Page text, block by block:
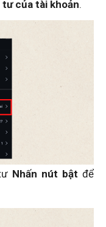
tư của tài khoản.
Nhấn nút bật để